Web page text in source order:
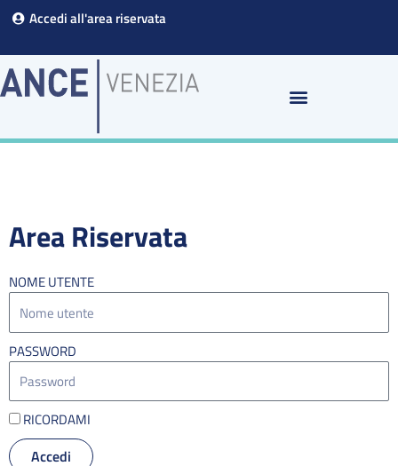
Vai
contenuto
Accedi all'area riservata
Area Riservata
NOME UTENTE
PASSWORD
RICORDAMI
Accedi